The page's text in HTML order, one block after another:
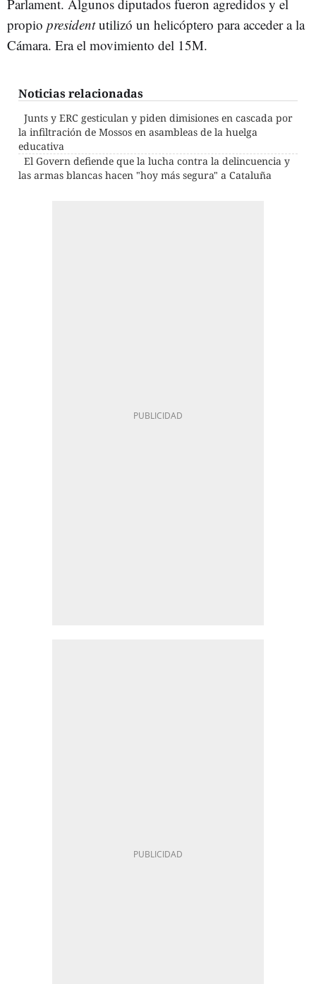
Parlament. Algunos diputados fueron agredidos y el
propio presidentutilizó un helicóptero para acceder a la
Cámara. Era el movimiento del 15M.
Noticias relacionadas
Junts y ERC gesticulan y piden dimisiones en cascada por
la infiltración de Mossos en asambleas de la huelga
educativa
El Govern defiende que la lucha contra la delincuencia y
las armas blancas hacen "hoy más segura" a Cataluña